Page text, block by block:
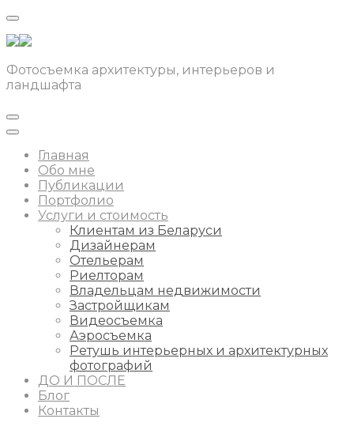
Фотосъемка архитектуры, интерьеров и
ландшафта
Главная
Обо мне
Публикации
Портфолио
Услуги и стоимость
Клиентам из Беларуси
Дизайнерам
Отельерам
Риелторам
Владельцам недвижимости
Застройщикам
Видеосъемка
Аэросъемка
Ретушь интерьерных и архитектурных
фотографий
ДО И ПОСЛЕ
Блог
Контакты